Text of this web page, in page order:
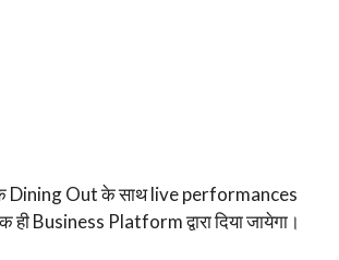
Dining Out के साथ live performances
Business Platform द्वारा दिया जायेगा।